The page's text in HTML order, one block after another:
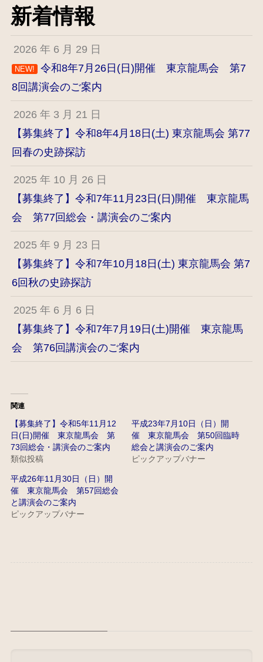
新着情報
2026 年 6 月 29 日
NEW! 令和8年7月26日(日)開催 東京龍馬会 第7
8回講演会のご案内
2026 年 3 月 21 日
【募集終了】令和8年4月18日(土) 東京龍馬会 第77
回春の史跡探訪
2025 年 10 月 26 日
【募集終了】令和7年11月23日(日)開催 東京龍馬
会 第77回総会・講演会のご案内
2025 年 9 月 23 日
【募集終了】令和7年10月18日(土) 東京龍馬会 第7
6回秋の史跡探訪
2025 年 6 月 6 日
【募集終了】令和7年7月19日(土)開催 東京龍馬
会 第76回講演会のご案内
関連
【募集終了】令和5年11月12
日(日)開催 東京龍馬会 第
73回総会・講演会のご案内
類似投稿
平成23年7月10日（日）開
催 東京龍馬会 第50回臨時
総会と講演会のご案内
ピックアップバナー
平成26年11月30日（日）開
催 東京龍馬会 第57回総会
と講演会のご案内
ピックアップバナー